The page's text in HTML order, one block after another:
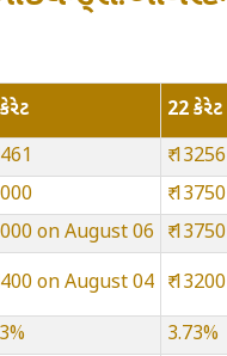
22 કેરેટ
₹ 13256
₹ 13750
on August 06
₹
on August 04 ₹
3.73%